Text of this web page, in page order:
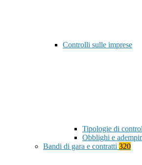
Controlli sulle imprese
Tipologie di
Obblighi e
Bandi di gara e contratti 320